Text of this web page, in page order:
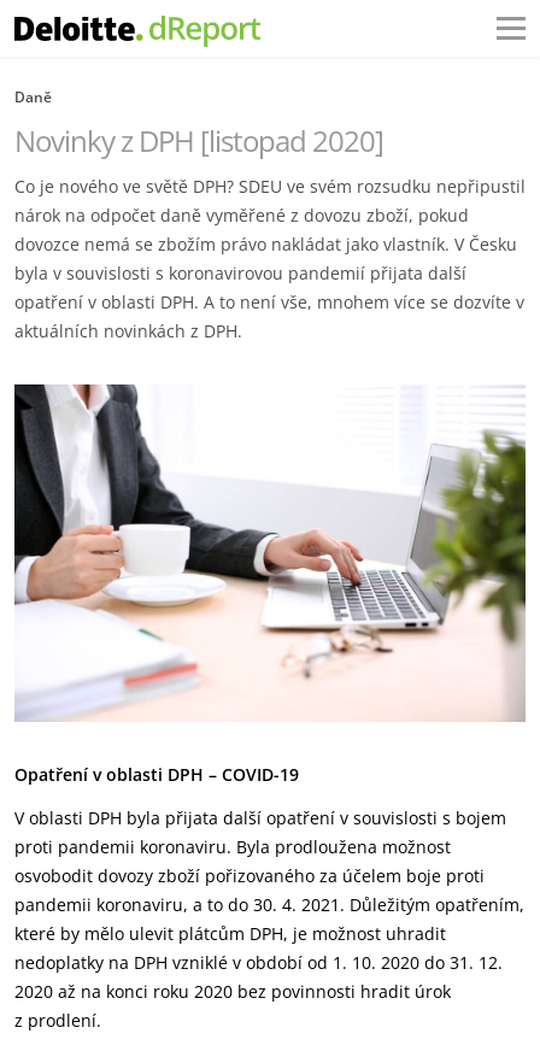
Daně
Novinky z DPH [listopad 2020]
Co je nového ve světě DPH? SDEU ve svém rozsudku nepřipustil
nárok na odpočet daně vyměřené z dovozu zboží, pokud
dovozce nemá se zbožím právo nakládat jako vlastník. V Česku
byla v souvislosti s koronavirovou pandemií přijata další
opatření v oblasti DPH. A to není vše, mnohem více se dozvíte v
aktuálních novinkách z DPH.
Opatření v oblasti DPH – COVID-19
V oblasti DPH byla přijata další opatření v souvislosti s bojem
proti pandemii koronaviru. Byla prodloužena možnost
osvobodit dovozy zboží pořizovaného za účelem boje proti
pandemii koronaviru, a to do 30. 4. 2021. Důležitým opatřením,
které by mělo ulevit plátcům DPH, je možnost uhradit
nedoplatky na DPH vzniklé v období od 1. 10. 2020 do 31. 12.
2020 až na konci roku 2020 bez povinnosti hradit úrok
z prodlení.